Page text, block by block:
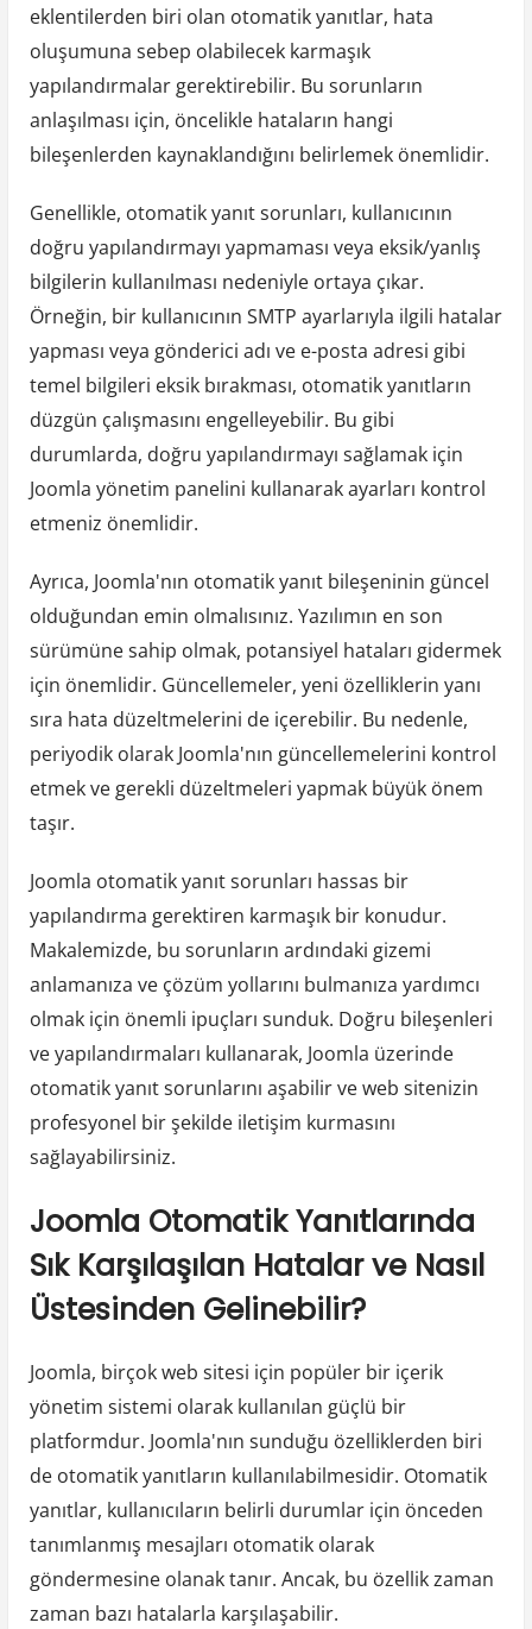
eklentilerden biri olan otomatik yanıtlar, hata
oluşumuna sebep olabilecek karmaşık
yapılandırmalar gerektirebilir. Bu sorunların
anlaşılması için, öncelikle hataların hangi
bileşenlerden kaynaklandığını belirlemek önemlidir.
Genellikle, otomatik yanıt sorunları, kullanıcının
doğru yapılandırmayı yapmaması veya eksik/yanlış
bilgilerin kullanılması nedeniyle ortaya çıkar.
Örneğin, bir kullanıcının SMTP ayarlarıyla ilgili hatalar
yapması veya gönderici adı ve e-posta adresi gibi
temel bilgileri eksik bırakması, otomatik yanıtların
düzgün çalışmasını engelleyebilir. Bu gibi
durumlarda, doğru yapılandırmayı sağlamak için
Joomla yönetim panelini kullanarak ayarları kontrol
etmeniz önemlidir.
Ayrıca, Joomla'nın otomatik yanıt bileşeninin güncel
olduğundan emin olmalısınız. Yazılımın en son
sürümüne sahip olmak, potansiyel hataları gidermek
için önemlidir. Güncellemeler, yeni özelliklerin yanı
sıra hata düzeltmelerini de içerebilir. Bu nedenle,
periyodik olarak Joomla'nın güncellemelerini kontrol
etmek ve gerekli düzeltmeleri yapmak büyük önem
taşır.
Joomla otomatik yanıt sorunları hassas bir
yapılandırma gerektiren karmaşık bir konudur.
Makalemizde, bu sorunların ardındaki gizemi
anlamanıza ve çözüm yollarını bulmanıza yardımcı
olmak için önemli ipuçları sunduk. Doğru bileşenleri
ve yapılandırmaları kullanarak, Joomla üzerinde
otomatik yanıt sorunlarını aşabilir ve web sitenizin
profesyonel bir şekilde iletişim kurmasını
sağlayabilirsiniz.
Joomla Otomatik Yanıtlarında
Sık Karşılaşılan Hatalar ve Nasıl
Üstesinden Gelinebilir?
Joomla, birçok web sitesi için popüler bir içerik
yönetim sistemi olarak kullanılan güçlü bir
platformdur. Joomla'nın sunduğu özelliklerden biri
de otomatik yanıtların kullanılabilmesidir. Otomatik
yanıtlar, kullanıcıların belirli durumlar için önceden
tanımlanmış mesajları otomatik olarak
göndermesine olanak tanır. Ancak, bu özellik zaman
zaman bazı hatalarla karşılaşabilir.